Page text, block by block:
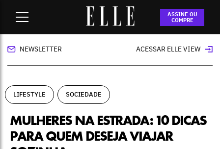
ASSINE OU
COMPRE
Mulheres na estrada: 10 dicas para quem
deseja viajar sozinha
NEWSLETTER ACESSAR ELLE VIEW
LIFESTYLE SOCIEDADE
MULHERES NA ESTRADA: 10 DICAS
PARA QUEM DESEJA VIAJAR